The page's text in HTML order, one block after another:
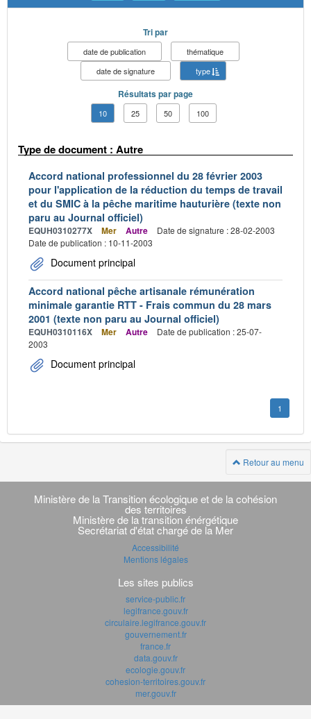
Tri par
date de publication
thématique
date de signature
type
Résultats par page
10 25 50 100
Type de document : Autre
Accord national professionnel du 28 février 2003
pour l'application de la réduction du temps de travail
et du SMIC à la pêche maritime hauturière (texte non
paru au Journal officiel)
EQUH0310277X Mer Autre
Date de signature : 28-02-2003
Date de publication : 10-11-2003
Document principal
Accord national pêche artisanale rémunération
minimale garantie RTT - Frais commun du 28 mars
2001 (texte non paru au Journal officiel)
EQUH0310116X Mer Autre
Date de publication : 25-07-
2003
Document principal
1
Retour au menu
Navigation
transverse
Ministère de la Transition écologique et de la cohésion
des territoires
Ministère de la transition énérgétique
Secrétariat d'état chargé de la Mer
Accessibilité
Mentions légales
Les sites publics
service-public.fr
legifrance.gouv.fr
circulaire.legifrance.gouv.fr
gouvernement.fr
france.fr
data.gouv.fr
ecologie.gouv.fr
cohesion-territoires.gouv.fr
mer.gouv.fr